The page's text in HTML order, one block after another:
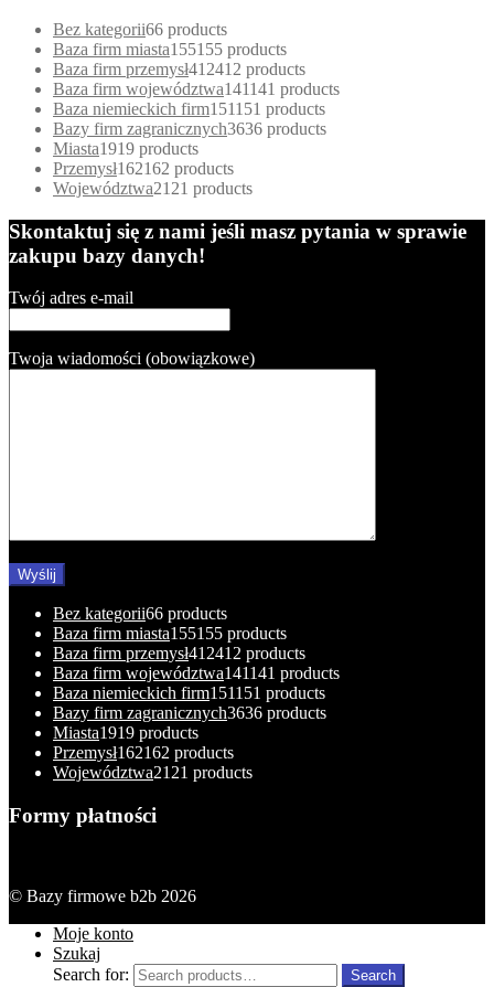
Bez kategorii66 products
Baza firm miasta155155 products
Baza firm przemysł412412 products
Baza firm województwa141141 products
Baza niemieckich firm151151 products
Bazy firm zagranicznych3636 products
Miasta1919 products
Przemysł162162 products
Województwa21 21 products
Skontaktuj się z nami jeśli masz pytania w sprawie
zakupu bazy danych!
Twój adres e-mail
Twoja wiadomości (obowiązkowe)
Bez kategorii66 products
Baza firm miasta155155 products
Baza firm przemysł412412 products
Baza firm województwa141141 products
Baza niemieckich firm151151 products
Bazy firm zagranicznych3636 products
Miasta1919 products
Przemysł162162 products
Województwa2121 products
Formy płatności
© Bazy firmowe b2b 2026
Moje konto
Szukaj
Search for:
Search